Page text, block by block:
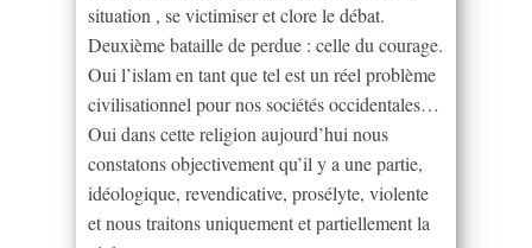
situation , se victimiser et clore le débat.
Deuxième bataille de perdue : celle du courage.
Oui l’islam en tant que tel est un réel problème
civilisationnel pour nos sociétés occidentales…
Oui dans cette religion aujourd’hui nous
constatons objectivement qu’il y a une partie,
idéologique, revendicative, prosélyte, violente
et nous traitons uniquement et partiellement la